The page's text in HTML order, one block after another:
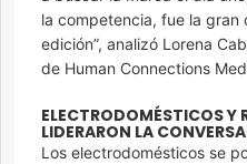
la competencia, fue la gran
edición”, analizó Lorena
de Human Connections
ELECTRODOMÉSTICOS Y
LIDERARON LA
Los electrodomésticos se